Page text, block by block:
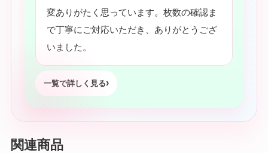
変ありがたく思っています。枚数の確認ま
で丁寧にご対応いただき、ありがとうござ
いました。
一覧で詳しく見る
関連商品